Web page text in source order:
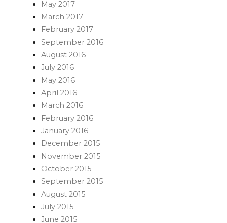
May 2017
March 2017
February 2017
September 2016
August 2016
July 2016
May 2016
April 2016
March 2016
February 2016
January 2016
December 2015
November 2015
October 2015
September 2015
August 2015
July 2015
June 2015